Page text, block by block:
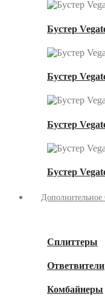
Бустер
Бустер
Бустер
Бустер
Дополнительное
Сплиттеры
Ответвители
Комбайнеры